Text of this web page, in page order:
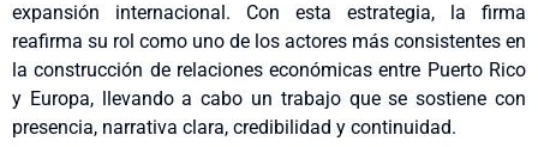
expansión internacional. Con esta estrategia, la firma
reafirma su rol como uno de los actores más consistentes en
la construcción de relaciones económicas entre Puerto Rico
y Europa, llevando a cabo un trabajo que se sostiene con
presencia, narrativa clara, credibilidad y continuidad.